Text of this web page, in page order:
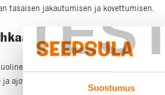
TEST
Suostumus
tasaisen jakautumisen ja kovettumisen.
voidaan käyttää?
materiaali, jota voidaan käyttää
ajoteillä. Kivituhka sopii myös hyvin